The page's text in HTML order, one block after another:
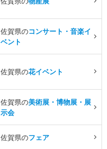
佐賀県のコンサート・音楽イ
ベント
佐賀県の花イベント
佐賀県の美術展・博物展・展
示会
佐賀県のフェア